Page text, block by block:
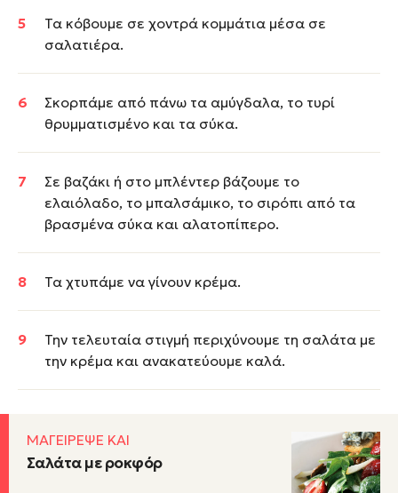
Τα κόβουμε σε χοντρά κομμάτια μέσα σε
σαλατιέρα.
Σκορπάμε από πάνω τα αμύγδαλα, το τυρί
θρυμματισμένο και τα σύκα.
Σε βαζάκι ή στο μπλέντερ βάζουμε το
ελαιόλαδο, το μπαλσάμικο, το σιρόπι από τα
βρασμένα σύκα και αλατοπίπερο.
Τα χτυπάμε να γίνουν κρέμα.
Την τελευταία στιγμή περιχύνουμε τη σαλάτα με
την κρέμα και ανακατεύουμε καλά.
ΜΑΓΕΙΡΕΨΕ ΚΑΙ
Σαλάτα µε ροκφόρ